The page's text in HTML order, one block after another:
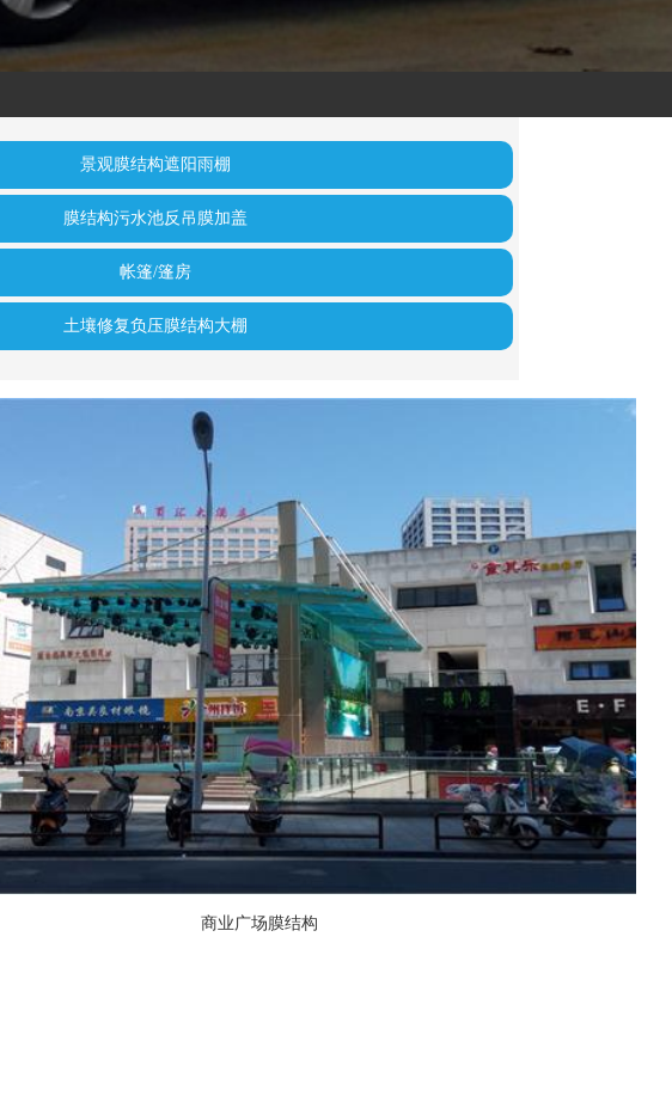
景观膜结构遮阳雨棚
膜结构污水池反吊膜加盖
帐篷/篷房
土壤修复负压膜结构大棚
商业广场膜结构